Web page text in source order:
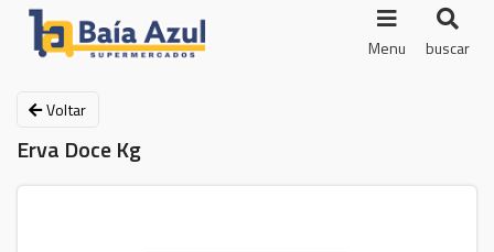
Menu buscar
Voltar
Erva Doce Kg